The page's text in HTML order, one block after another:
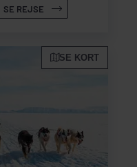
SE REJSE
SE KORT